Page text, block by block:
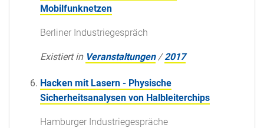
Mobilfunknetzen
Berliner Industriegespräch
Existiert in Veranstaltungen /2017
Hacken mit Lasern - Physische
Sicherheitsanalysen von Halbleiterchips
Hamburger Industriegespräche